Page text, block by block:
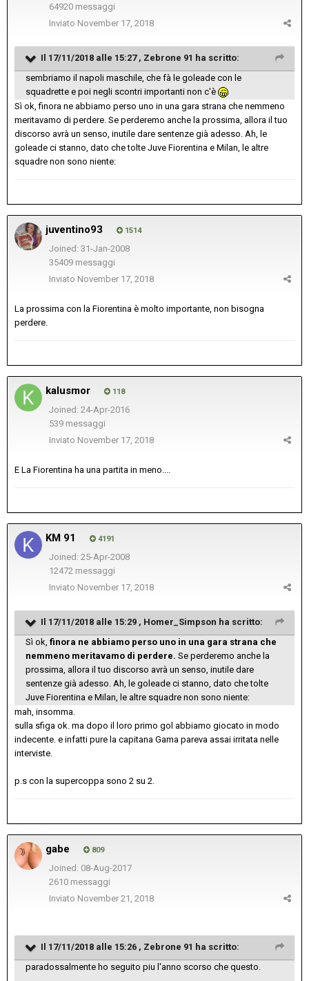
64920 messaggi
Inviato November 17, 2018
Il 17/11/2018 alle 15:27 , Zebrone 91 ha scritto:
sembriamo il napoli maschile, che fà le goleade con le
squadrette e poi negli scontri importanti non c'è
Sì ok, finora ne abbiamo perso uno in una gara strana che nemmeno
meritavamo di perdere. Se perderemo anche la prossima, allora il tuo
discorso avrà un senso, inutile dare sentenze già adesso. Ah, le
goleade ci stanno, dato che tolte Juve Fiorentina e Milan, le altre
squadre non sono niente:
juventino93 1514
Joined: 31-Jan-2008
35409 messaggi
Inviato November 17, 2018
La prossima con la Fiorentina è molto importante, non bisogna
perdere.
kalusmor 118
Joined: 24-Apr-2016
539 messaggi
Inviato November 17, 2018
E La Fiorentina ha una partita in meno....
KM 91 4191
Joined: 25-Apr-2008
12472 messaggi
Inviato November 17, 2018
Il 17/11/2018 alle 15:29 , Homer_Simpson ha scritto:
Sì ok, finora ne abbiamo perso uno in una gara strana che
nemmeno meritavamo di perdere. Se perderemo anche la
prossima, allora il tuo discorso avrà un senso, inutile dare
sentenze già adesso. Ah, le goleade ci stanno, dato che tolte
Juve Fiorentina e Milan, le altre squadre non sono niente:
mah, insomma.
sulla sfiga ok. ma dopo il loro primo gol abbiamo giocato in modo
indecente. e infatti pure la capitana Gama pareva assai irritata nelle
interviste.
p.s con la supercoppa sono 2 su 2.
gabe 809
Joined: 08-Aug-2017
2610 messaggi
Inviato November 21, 2018
Il 17/11/2018 alle 15:26 , Zebrone 91 ha scritto:
paradossalmente ho seguito piu l'anno scorso che questo.